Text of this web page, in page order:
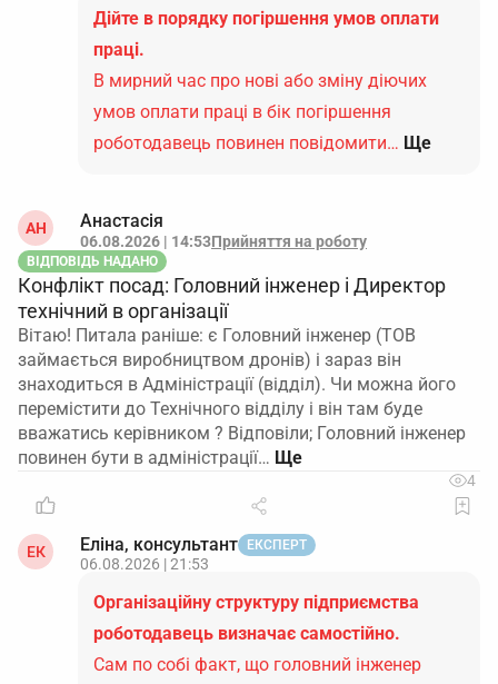
Дійте в порядку погіршення умов оплати
праці.
В мирний час про нові або зміну діючих
умов оплати праці в бік погіршення
роботодавець повинен повідомити… Ще
АН Анастасія
06.08.2026 | 14:53Прийняття на роботу
ВІДПОВІДЬ НАДАНО
Конфлікт посад: Головний інженер і Директор
технічний в організації
Вітаю! Питала раніше: є Головний інженер (ТОВ
займається виробництвом дронів) і зараз він
знаходиться в Адміністрації (відділ). Чи можна його
перемістити до Технічного відділу і він там буде
вважатись керівником ? Відповіли; Головний інженер
повинен бути в адміністрації…
4
ЕК Еліна, консультант ЕКСПЕРТ
06.08.2026 | 21:53
Організаційну структуру підприємства
роботодавець визначає самостійно.
Сам по собі факт, що головний інженер